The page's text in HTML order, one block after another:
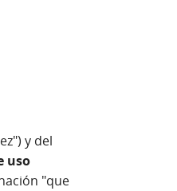
y del
uso
"que